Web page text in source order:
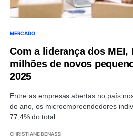
MERCADO
Com a liderança dos MEI,
milhões de novos
2025
Entre as empresas abertas no país
do ano, os microempreendedores
77,4% do total
CHRISTIANE BENASSI